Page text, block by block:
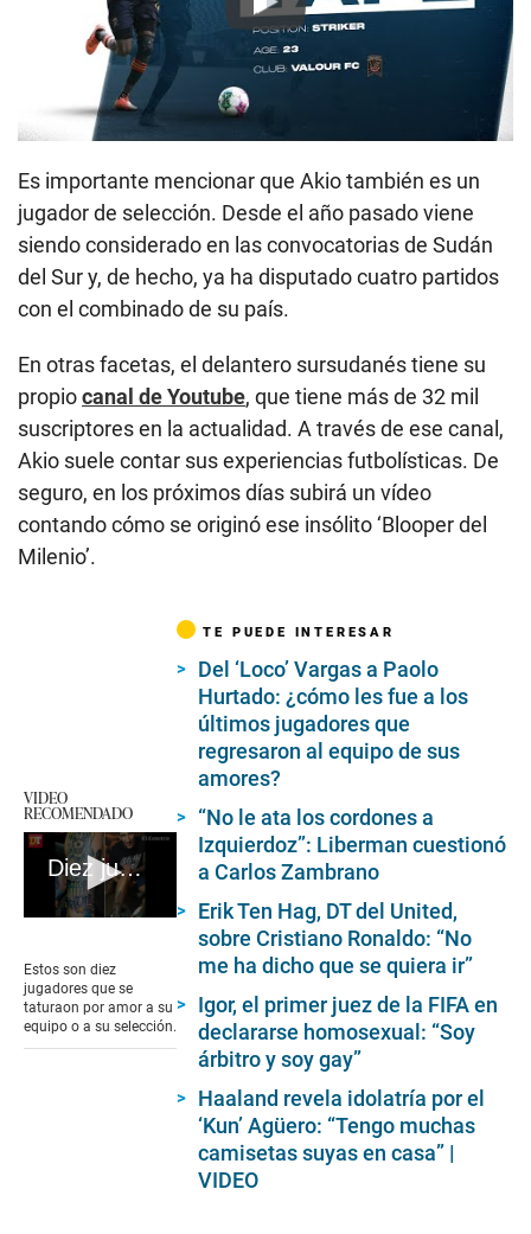
Play
Es importante mencionar que Akio también es un
jugador de selección. Desde el año pasado viene
siendo considerado en las convocatorias de Sudán
del Sur y, de hecho, ya ha disputado cuatro partidos
con el combinado de su país.
En otras facetas, el delantero sursudanés tiene su
propiocanal de Youtube, que tiene más de 32 mil
suscriptores en la actualidad. A través de ese canal,
Akio suele contar sus experiencias futbolísticas. De
seguro, en los próximos días subirá un vídeo
contando cómo se originó ese insólito ‘Blooper del
Milenio’.
VIDEO
RECOMENDADO
Diez jugadores que se tatuaron por amor a la camiseta
of
3
minutes,
50
seconds
Estos son diez
jugadores que se
taturaon por amor a su
equipo o a su selección.
TE PUEDE INTERESAR
Del ‘Loco’ Vargas a Paolo
Hurtado: ¿cómo les fue a los
últimos jugadores que
regresaron al equipo de sus
amores?
“No le ata los cordones a
Izquierdoz”: Liberman cuestionó
a Carlos Zambrano
Erik Ten Hag, DT del United,
sobre Cristiano Ronaldo: “No
me ha dicho que se quiera ir”
Igor, el primer juez de la FIFA en
declararse homosexual: “Soy
árbitro y soy gay”
Haaland revela idolatría por el
‘Kun’ Agüero: “Tengo muchas
camisetas suyas en casa” |
VIDEO